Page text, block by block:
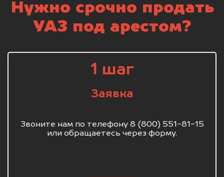
Нужно срочно продать
УАЗ под арестом?
1 шаг
Заявка
Звоните нам по телефону 8 (800) 551-81-15
или обращаетесь через форму.